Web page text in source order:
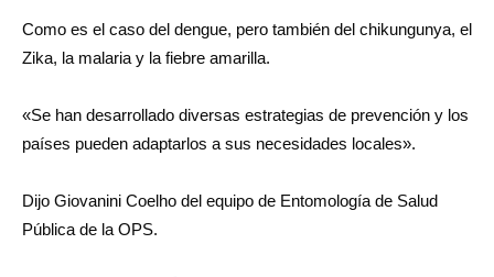
Como es el caso del dengue, pero también del chikungunya, el
Zika, la malaria y la fiebre amarilla.
«Se han desarrollado diversas estrategias de prevención y los
países pueden adaptarlos a sus necesidades locales».
Dijo Giovanini Coelho del equipo de Entomología de Salud
Pública de la OPS.